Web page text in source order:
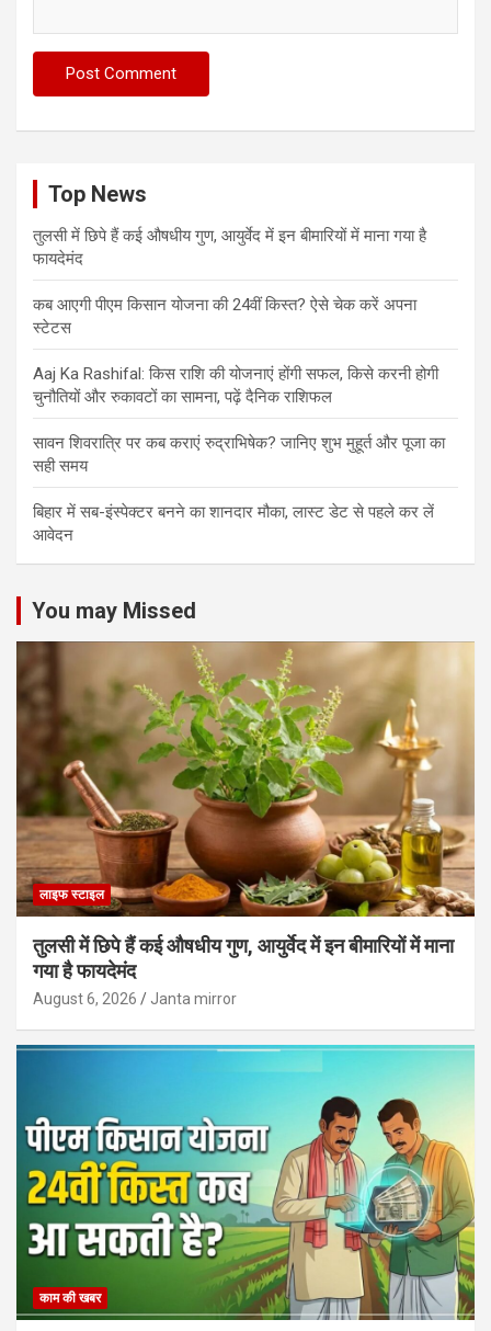
Top News
तुलसी में छिपे हैं कई औषधीय गुण, आयुर्वेद में इन बीमारियों में माना गया है
फायदेमंद
कब आएगी पीएम किसान योजना की 24वीं किस्त? ऐसे चेक करें अपना
स्टेटस
Aaj Ka Rashifal: किस राशि की योजनाएं होंगी सफल, किसे करनी होगी
चुनौतियों और रुकावटों का सामना, पढ़ें दैनिक राशिफल
सावन शिवरात्रि पर कब कराएं रुद्राभिषेक? जानिए शुभ मुहूर्त और पूजा का
सही समय
बिहार में सब-इंस्पेक्टर बनने का शानदार मौका, लास्ट डेट से पहले कर लें
आवेदन
You may Missed
लाइफ स्टाइल
तुलसी में छिपे हैं कई औषधीय गुण, आयुर्वेद में इन बीमारियों में माना
गया है फायदेमंद
August 6, 2026 Janta mirror
काम की खबर